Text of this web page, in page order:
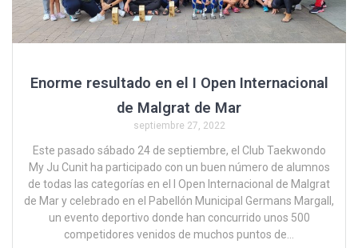
Enorme resultado en el I Open Internacional
de Malgrat de Mar
septiembre 27, 2022
Este pasado sábado 24 de septiembre, el Club Taekwondo
My Ju Cunit ha participado con un buen número de alumnos
de todas las categorías en el I Open Internacional de Malgrat
de Mar y celebrado en el Pabellón Municipal Germans Margall,
un evento deportivo donde han concurrido unos 500
competidores venidos de muchos puntos de…